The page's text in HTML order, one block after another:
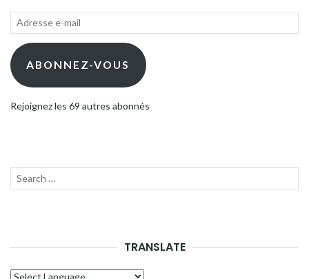
Adresse
mail ABONNEZ-VOUS
Rejoignez les 69 autres abonnés
Recherche
TRANSLATE